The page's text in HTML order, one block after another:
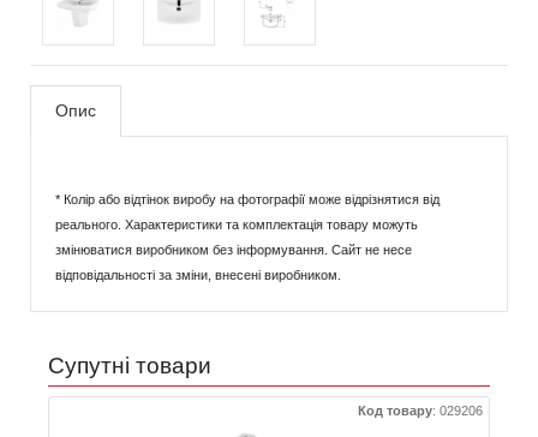
Опис
* Колір або відтінок виробу на фотографії може відрізнятися від
реального. Характеристики та комплектація товару можуть
змінюватися виробником без інформування. Сайт не несе
відповідальності за зміни, внесені виробником.
Супутні товари
Код товару: 029206